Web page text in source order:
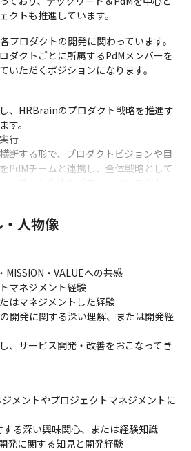
クトも推進しています。
プロダクトの開発に関わっています。
ダクトごとに所属するPdMメンバーを
いただくポジションになります。
、HRBrainのプロダクト戦略を推進す
す。
行
断する形で、プロダクトビジョンや目
PdMチームと連携し、全体戦略として
の最適化
ドと共にアジャイル開発（スクラム）
連携
ビジネスサイドとの連携を強化し、プ
だきます。
開発業務全般
を採用し、アジャイル開発を行って
ごとに各チーム3-8人のチーム構成で開
毎に1-2週間の単位で「プランニング→
」のサイクルを回し、細かい粒度で動
に連携し、顧客価値の最大化に取り
エンジニア主体の理想の組織を構築す
人物像
MISSION・VALUEへの共感
マネジメント経験
はマネジメントした経験
開発に関する深い理解、または開発経
、サービス開発・改善をおこなってき
ジメントやプロジェクトマネジメントに
する深い興味関心、または経験知識
発に関する知見と開発経験